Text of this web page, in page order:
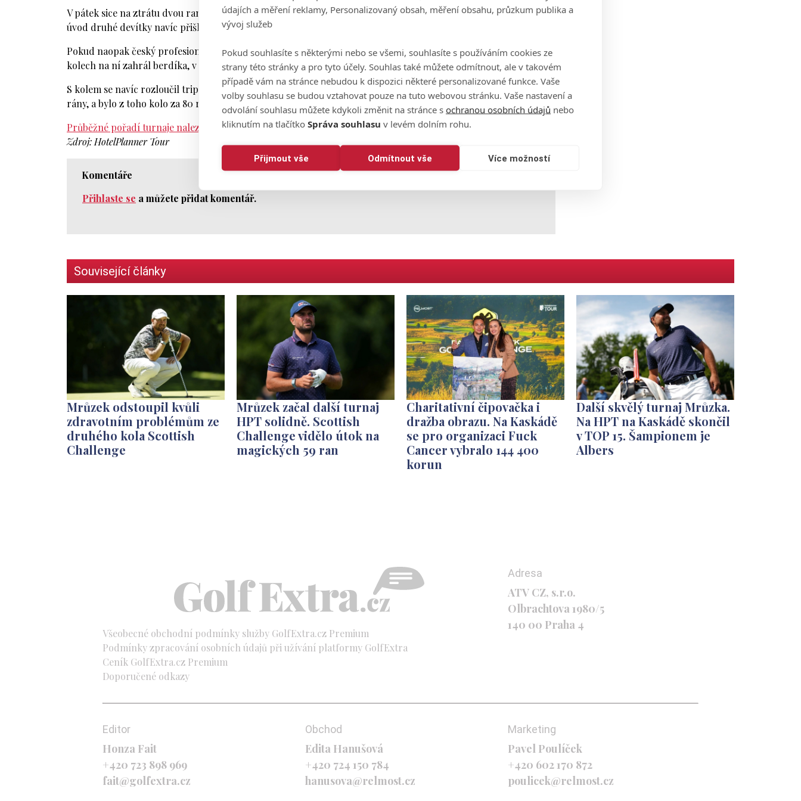
údajích a měření reklamy, Personalizovaný obsah, měření obsahu, průzkum publika a
vývoj služeb
Pokud souhlasíte s některými nebo se všemi, souhlasíte s používáním cookies ze
strany této stránky a pro tyto účely. Souhlas také můžete odmítnout, ale v takovém
případě vám na stránce nebudou k dispozici některé personalizované funkce. Vaše
volby souhlasu se budou vztahovat pouze na tuto webovou stránku. Vaše nastavení a
odvolání souhlasu můžete kdykoli změnit na stránce s ochranou osobních údajů nebo
kliknutím na tlačítko Správa souhlasu v levém dolním rohu.
Přijmout vše Odmítnout vše Více možností
V pátek sice na ztrátu dvou ran zareagoval klíčovou sérií tří birdie v řadě, v sobotu ale žádný zvrat nepřišel. Na
úvod druhé devítky navíc přišla další ztráta rány na jedničce.
Pokud naopak český profesionál má nějakou jamku na Hainanu rád, je to čtyřparová čtyřka. Ve všech třech
kolech na ní zahrál berdíka, v sobotu to ale byla bohužel jeho jediná výsledková radost dne.
S kolem se navíc rozloučil tripláčem na tříparové osmičce, na které už v turnaji také ztratil dohromady čtyři
rány, a bylo z toho kolo za 80 ran. S celkovým skóre +7 je Mrůzek před nedělnín finále na 61. místě.
Průběžné pořadí turnaje naleznete zde.
Zdroj: HotelPlanner Tour
Komentáře
Přihlaste se a můžete přidat komentář.
Související články
Mrůzek odstoupil kvůli
zdravotním problémům ze
druhého kola Scottish
Challenge
Mrůzek začal další turnaj
HPT solidně. Scottish
Challenge vidělo útok na
magických 59 ran
Charitativní čipovačka i
dražba obrazu. Na Kaskádě
se pro organizaci Fuck
Cancer vybralo 144 400
korun
Další skvělý turnaj Mrůzka.
Na HPT na Kaskádě skončil
v TOP 15. Šampionem je
Albers
Všeobecné obchodní podmínky služby GolfExtra.cz Premium
Podmínky zpracování osobních údajů při užívání platformy GolfExtra
Ceník GolfExtra.cz Premium
Doporučené odkazy
Adresa
ATV CZ, s.r.o.
Olbrachtova 1980/5
140 00 Praha 4
Editor
Honza Fait
+420 723 898 969
fait@golfextra.cz
Obchod
Edita Hanušová
+420 724 150 784
hanusova@relmost.cz
Marketing
Pavel Poulíček
+420 602 170 872
poulicek@relmost.cz